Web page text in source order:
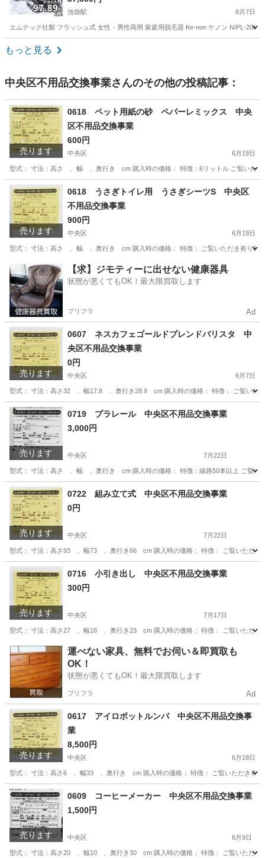
池袋駅 8月7日
エムテック社製 フラッシュ式 女性・男性両用 家庭用脱毛器 Ke-non ケノン NIPL-
東京 豊島区
もっと見る
中央区不用品交換事業さんのその他の投稿記事：
売ります
0618 ペット用紙の砂 ペパーレミックス 中央
区不用品交換事業
600円
中央区 6月19日
型式： 寸法：高さ 、幅 、奥行き cm 購入時の価格： 特徴：6リットル ご覧いただ
東京 中央区 生活雑貨 やりとり
売ります
0618 うさぎトイレ用 うさぎシーツS 中央区
不用品交換事業
900円
中央区 6月19日
型式： 寸法：高さ 、幅 、奥行き cm 購入時の価格： 特徴： ご覧いただき有り難う
東京 中央区 生活雑貨 うさぎ
【求】ジモティーに出せない健康器具
状態が悪くてもOK！最大限買取します
プリフラ Ad
売ります
0607 ネスカフェゴールドブレンドバリスタ 中
央区不用品交換事業
0円
中央区 6月7日
型式： 寸法：高さ32 、幅17.8 、奥行き28.9 cm 購入時の価格： 特徴： ご覧いただ
東京 中央区 やりとり
売ります
0719 プラレール 中央区不用品交換事業
3,000円
中央区 7月22日
型式： 寸法：高さ 、幅 、奥行き cm 購入時の価格： 特徴：線路50本以上 ご覧いた
東京 中央区 おもちゃ やりとり
売ります
0722 組み立て式 中央区不用品交換事業
0円
中央区 7月22日
型式： 寸法：高さ93 、幅73 、奥行き66 cm 購入時の価格： 特徴： ご覧いただき
東京 中央区 収納家具 やりとり
売ります
0716 小引き出し 中央区不用品交換事業
300円
中央区 7月17日
型式： 寸法：高さ27 、幅18 、奥行き23 cm 購入時の価格： 特徴： ご覧いただき
東京 中央区 収納家具 やりとり
運べない家具、無料でお伺い＆即買取も
OK！
状態が悪くてもOK！最大限買取します
プリフラ Ad
売ります
0617 アイロボットルンバ 中央区不用品交換事
業
8,500円
中央区 6月18日
型式： 寸法：高さ6 、幅33 、奥行き cm 購入時の価格： 特徴： ご覧いただき有り
東京 中央区 アイロボット
売ります
0609 コーヒーメーカー 中央区不用品交換事業
1,500円
中央区 6月9日
型式： 寸法：高さ20 、幅10 、奥行き30 cm 購入時の価格： 特徴： ご覧いただき